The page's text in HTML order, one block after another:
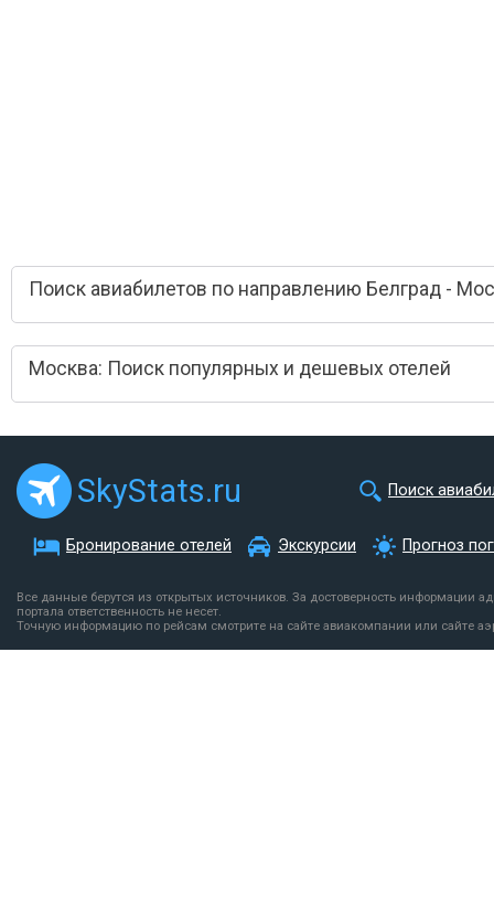
Поиск авиабилетов по направлению Белград -
Москва: Поиск популярных и дешевых отелей
SkyStats.ru Поиск
Бронирование отелей Экскурсии Прогноз
Все данные берутся из открытых источников. За достоверность информации
портала ответственность не несет.
Точную информацию по рейсам смотрите на сайте авиакомпании или сайте